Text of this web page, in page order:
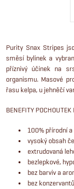
d
a
c
í
á
n
k
o
Purity Snax Stripes
směsí bylinek a
příznivý účinek na
organismu. Masové
řasu kelpa, u jehněčí
BENEFITY
100% přírodní
vysoký obsah
extrudovaná
bezlepkové,
bez barviv a
bez